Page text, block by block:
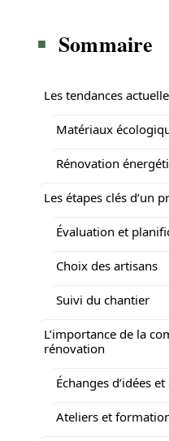
Sommaire
Les tendances
Matériaux
Rénovation
Les étapes clés d’un
Évaluation et
Choix des artisans
Suivi du chantier
L’importance de la
rénovation
Échanges d’idées
Ateliers et